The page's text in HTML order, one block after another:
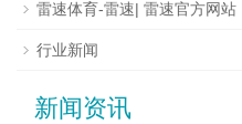
雷速体育-雷速| 雷速官方网站
行业新闻
新闻资讯